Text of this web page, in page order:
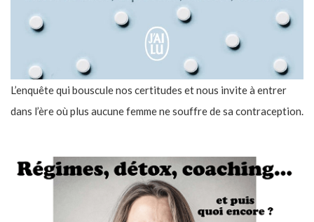
L’enquête qui bouscule nos certitudes et nous invite à entrer
dans l’ère où plus aucune femme ne souffre de sa contraception.